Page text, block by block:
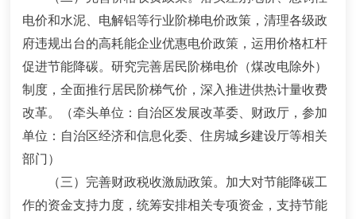
电价和水泥、电解铝等行业阶梯电价政策，清理各级政
府违规出台的高耗能企业优惠电价政策，运用价格杠杆
促进节能降碳。研究完善居民阶梯电价（煤改电除外）
制度，全面推行居民阶梯气价，深入推进供热计量收费
改革。
（牵头单位：自治区发展改革委、财政厅，参加
单位：自治区经济和信息化委、住房城乡建设厅等相关
部门）
（三）完善财政税收激励政策。 加大对节能降碳工
作的资金支持力度，统筹安排相关专项资金，支持节能